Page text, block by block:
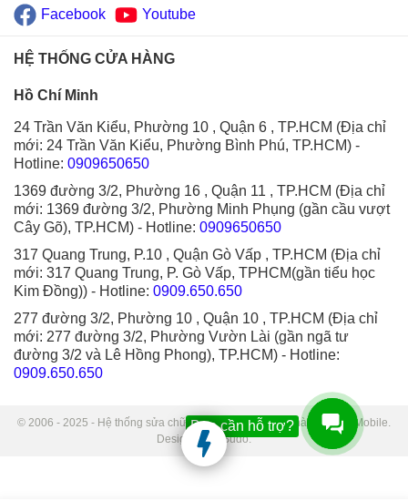
Facebook Youtube
HỆ THỐNG CỬA HÀNG
Hồ Chí Minh
24 Trần Văn Kiểu, Phường 10 , Quận 6 , TP.HCM (Địa chỉ
mới: 24 Trần Văn Kiểu, Phường Bình Phú, TP.HCM) -
Hotline: 0909650650
1369 đường 3/2, Phường 16 , Quận 11 , TP.HCM (Địa chỉ
mới: 1369 đường 3/2, Phường Minh Phụng (gần cầu vượt
Cây Gõ), TP.HCM) - Hotline: 0909650650
317 Quang Trung, P.10 , Quận Gò Vấp , TP.HCM (Địa chỉ
mới: 317 Quang Trung, P. Gò Vấp, TPHCM(gần tiểu học
Kim Đồng)) - Hotline: 0909.650.650
277 đường 3/2, Phường 10 , Quận 10 , TP.HCM (Địa chỉ
mới: 277 đường 3/2, Phường Vườn Lài (gần ngã tư
đường 3/2 và Lê Hồng Phong), TP.HCM) - Hotline:
0909.650.650
© 2006 - 2025 - Hệ thống sửa chữa điện thoại di động Thành Trung Mobile.
Designed by Sudo.
Bạn cần hỗ trợ?